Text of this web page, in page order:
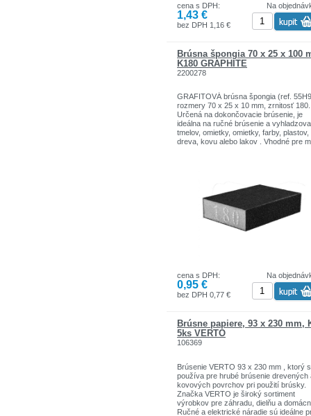
Na
cena s DPH:
1,43 €
bez DPH 1,16 €
Brúsna špongia 70 x 25 x 100
K180 GRAPHITE
2200278
GRAFITOVÁ brúsna špongia (ref.
rozmery 70 x 25 x 10 mm, zrnitosť 180.
Určená na dokončovacie brúsenie, je
ideálna na ručné brúsenie a
tmelov, omietky, omietky, farby, plastov,
dreva, kovu alebo lakov . Vhodné pre
miesta je možné špongiu rozrezať na
menšie kúsky. Značka GRAPHITE
široký sortiment elektrického náradia,
spĺňa požiadavky profesionálov.
Na
cena s DPH:
0,95 €
bez DPH 0,77 €
Brúsne papiere, 93 x 230 mm,
5ks VERTO
106369
Brúsenie VERTO 93 x 230 mm , ktorý
používa pre hrubé brúsenie drevených
kovových povrchov pri použití brúsky.
Značka VERTO je široký sortiment
výrobkov pre záhradu, dielňu a
Ručné a elektrické náradie sú ideálne